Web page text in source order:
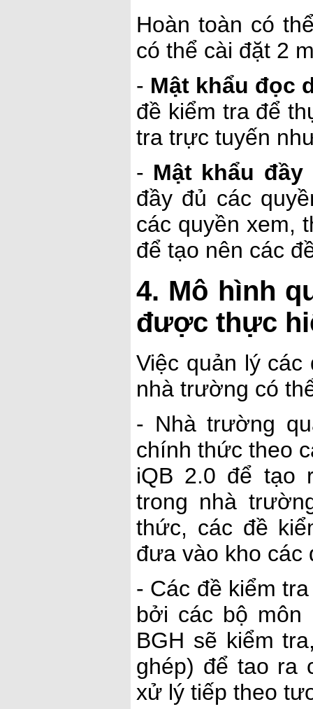
Hoàn toàn có
có thể cài đặt 2
- Mật khẩu đọc
đề kiểm tra để
tra trực tuyến
- Mật khẩu đầy
đầy đủ các
các quyền xem,
để tạo nên các
4. Mô hình
được thực
Việc quản lý
nhà trường có
- Nhà trường
chính thức theo
iQB 2.0 để tạo
trong nhà
thức, các đề
đưa vào kho các
- Các đề kiểm
bởi các bộ môn
BGH sẽ kiểm
ghép) để tao ra
xử lý tiếp theo